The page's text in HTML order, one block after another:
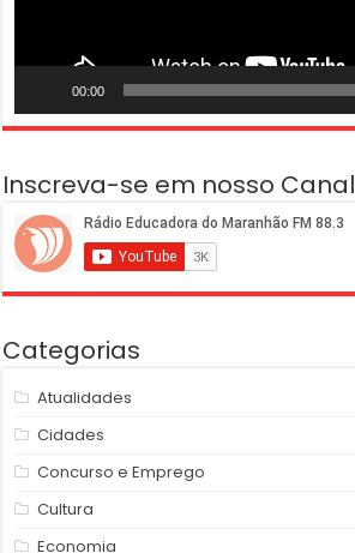
00:00
Inscreva-se em nosso Canal
Categorias
Atualidades
Cidades
Concurso e Emprego
Cultura
Economia